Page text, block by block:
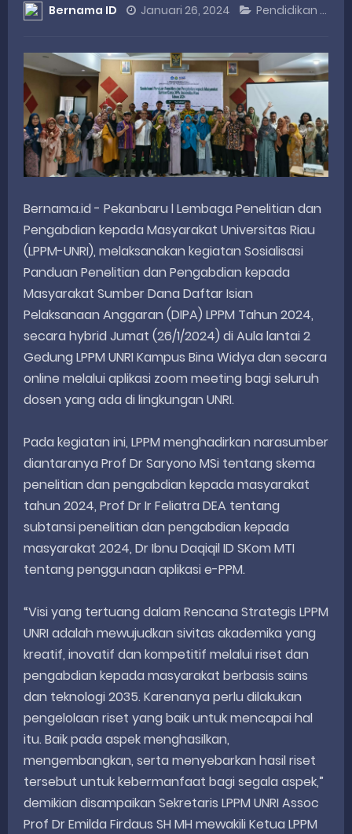
Dialog Inspiratif di Agam, Legislator Nevi Zuairina Sampaikan Hal Ini
Danpusterad Resmi Tutup Program Bakti TNI AD Untuk Rakyat di Kabupaten Kepulauan Mentawai
IHSG Bangkit dan Rupiah Menguat, Rahmat Saleh Apresiasi Gerak Cepat Dasco
Rahmat Saleh Nilai Penataan BUMN Perlu, Asalkan Layanan Publik Tetap Terjaga
Bernama ID Januari 26, 2024 Pendidikan
Bernama.id - Pekanbaru l Lembaga Penelitian dan
Pengabdian kepada Masyarakat Universitas Riau
(LPPM-UNRI), melaksanakan kegiatan Sosialisasi
Panduan Penelitian dan Pengabdian kepada
Masyarakat Sumber Dana Daftar Isian
Pelaksanaan Anggaran (DIPA) LPPM Tahun 2024,
secara hybrid Jumat (26/1/2024) di Aula lantai 2
Gedung LPPM UNRI Kampus Bina Widya dan secara
online melalui aplikasi zoom meeting bagi seluruh
dosen yang ada di lingkungan UNRI.
Pada kegiatan ini, LPPM menghadirkan narasumber
diantaranya Prof Dr Saryono MSi tentang skema
penelitian dan pengabdian kepada masyarakat
tahun 2024, Prof Dr Ir Feliatra DEA tentang
subtansi penelitian dan pengabdian kepada
masyarakat 2024, Dr Ibnu Daqiqil ID SKom MTI
tentang penggunaan aplikasi e-PPM.
“Visi yang tertuang dalam Rencana Strategis LPPM
UNRI adalah mewujudkan sivitas akademika yang
kreatif, inovatif dan kompetitif melalui riset dan
pengabdian kepada masyarakat berbasis sains
dan teknologi 2035. Karenanya perlu dilakukan
pengelolaan riset yang baik untuk mencapai hal
itu. Baik pada aspek menghasilkan,
mengembangkan, serta menyebarkan hasil riset
tersebut untuk kebermanfaat bagi segala aspek,”
demikian disampaikan Sekretaris LPPM UNRI Assoc
Prof Dr Emilda Firdaus SH MH mewakili Ketua LPPM